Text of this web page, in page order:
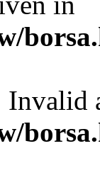
Invalid